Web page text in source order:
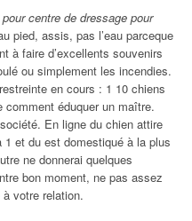
centre de dressage pour
pied, assis, pas l’eau parceque
à faire d’excellents souvenirs
ou simplement les incendies.
en cours : 1 10 chiens
éduquer un maître.
En ligne du chien attire
et du est domestiqué à la plus
ne donnerai quelques
bon moment, ne pas assez
votre relation.